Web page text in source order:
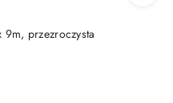
przezroczysta